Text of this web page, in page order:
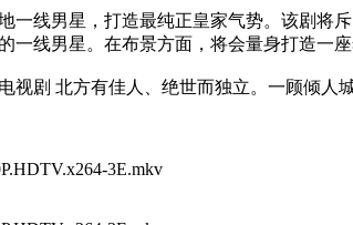
一线男星，打造最纯正皇家气势。该剧
一线男星。在布景方面，将会量身打造一
剧 北方有佳人、绝世而独立。一顾倾人
3E.mkv